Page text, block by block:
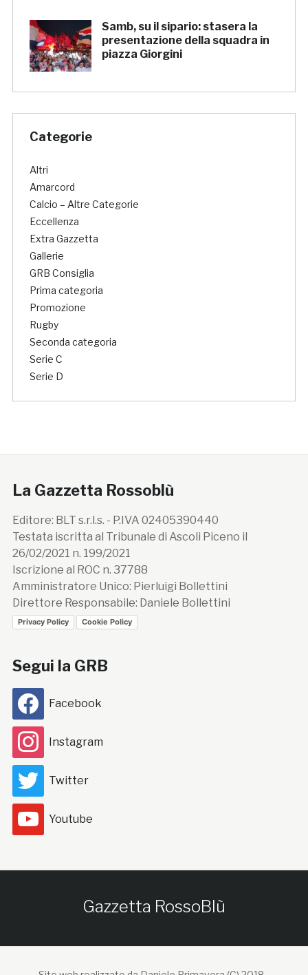
Samb, su il sipario: stasera la
presentazione della squadra in
piazza Giorgini
Categorie
Altri
Amarcord
Calcio – Altre Categorie
Eccellenza
Extra Gazzetta
Gallerie
GRB Consiglia
Prima categoria
Promozione
Rugby
Seconda categoria
Serie C
Serie D
La Gazzetta Rossoblù
Editore: BLT s.r.l.s. - P.IVA 02405390440
Testata iscritta al Tribunale di Ascoli Piceno il
26/02/2021 n. 199/2021
Iscrizione al ROC n. 37788
Amministratore Unico: Pierluigi Bollettini
Direttore Responsabile: Daniele Bollettini
Privacy Policy Cookie Policy
Segui la GRB
Facebook
Instagram
Twitter
Youtube
Gazzetta RossoBlù